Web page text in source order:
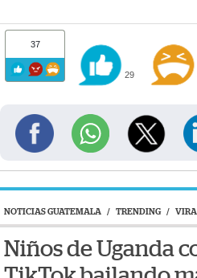
37
29
NOTICIAS GUATEMALA / TRENDING /
Niños de Uganda